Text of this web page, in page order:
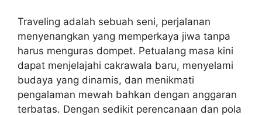
Traveling adalah sebuah seni, perjalanan
menyenangkan yang memperkaya jiwa tanpa
harus menguras dompet. Petualang masa kini
dapat menjelajahi cakrawala baru, menyelami
budaya yang dinamis, dan menikmati
pengalaman mewah bahkan dengan anggaran
terbatas. Dengan sedikit perencanaan dan pola